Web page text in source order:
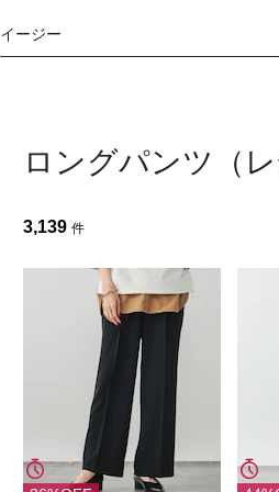
イージー
ロングパンツ（レ
3,139 件